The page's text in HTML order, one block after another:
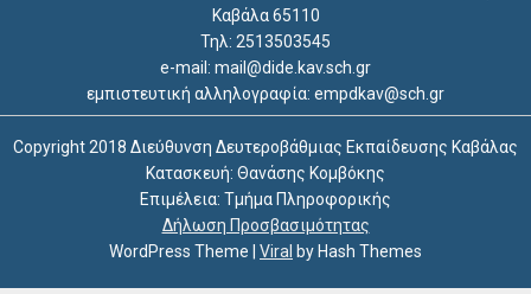
Καβάλα 65110
Τηλ: 2513503545
e-mail: mail@dide.kav.sch.gr
εμπιστευτική αλληλογραφία: empdkav@sch.gr
Copyright 2018 Διεύθυνση Δευτεροβάθμιας Εκπαίδευσης Καβάλας
Κατασκευή: Θανάσης Κομβόκης
Επιμέλεια: Τμήμα Πληροφορικής
Δήλωση Προσβασιμότητας
WordPress Theme
Viral by Hash Themes